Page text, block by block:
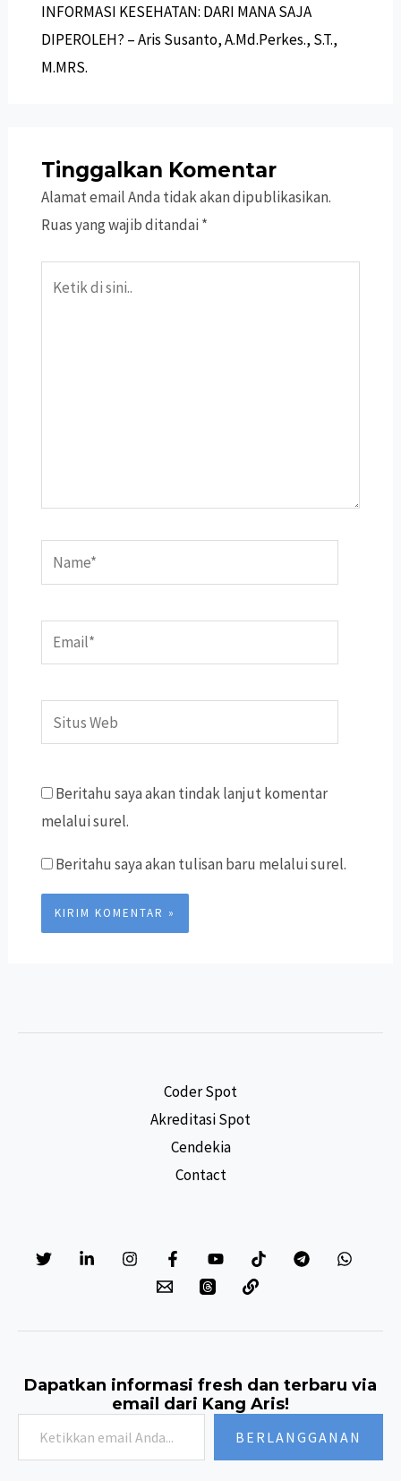
INFORMASI KESEHATAN: DARI MANA SAJA
DIPEROLEH? – Aris Susanto, A.Md.Perkes., S.T.,
M.MRS.
Tinggalkan Komentar
Alamat email Anda tidak akan dipublikasikan.
Ruas yang wajib ditandai *
Name*
Email*
Situs
Web
Beritahu saya akan tindak lanjut komentar
melalui surel.
Beritahu saya akan tulisan baru melalui surel.
Coder Spot
Akreditasi Spot
Cendekia
Contact
Dapatkan informasi fresh dan terbaru via
email dari Kang Aris!
BERLANGGANAN